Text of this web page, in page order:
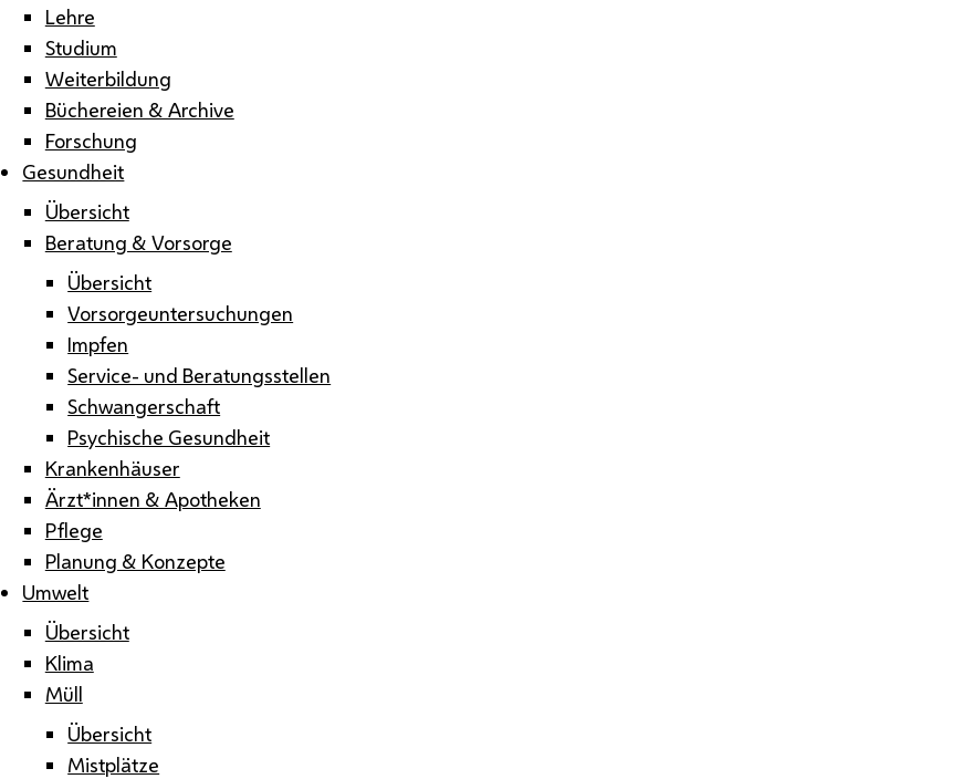
Lehre
Studium
Weiterbildung
Büchereien & Archive
Forschung
Gesundheit
Übersicht
Beratung & Vorsorge
Übersicht
Vorsorgeuntersuchungen
Impfen
Service- und Beratungsstellen
Schwangerschaft
Psychische Gesundheit
Krankenhäuser
Ärzt*innen & Apotheken
Pflege
Planung & Konzepte
Umwelt
Übersicht
Klima
Müll
Übersicht
Mistplätze